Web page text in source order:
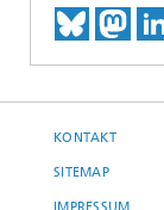
KONTAKT
SITEMAP